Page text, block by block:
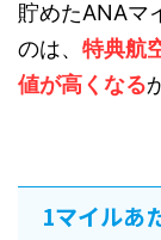
貯めたANAマ
のは、 特典航
値が高くなる
1マイルあ